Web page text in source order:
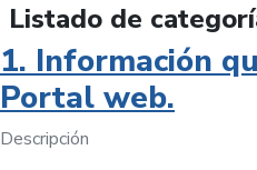
Listado de
1. Información
Portal web.
Descripción